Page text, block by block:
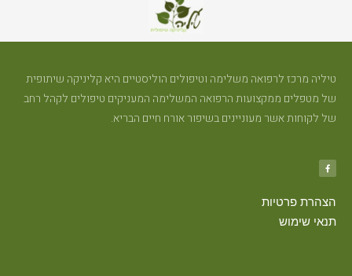
טיליה מרכז לרפואה משלימה וטיפולים הוליסטיים היא קליניקה שיתופית
של מטפלים ממקצועות הרפואה המשלימה המעניקים טיפולים לקהל רחב
של לקוחות אשר מעוניינים בשיפור אורח חיים הבריא.
הצהרת פרטיות
תנאי שימוש